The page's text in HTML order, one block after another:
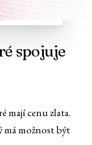
spojuje
mají cenu zlata.
má možnost být